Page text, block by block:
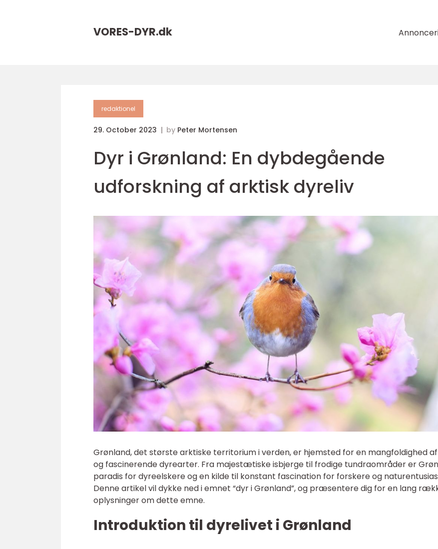
VORES-DYR.dk
redaktionel
29. October 2023 by Peter Mortensen
Dyr i Grønland: En dybdegående
udforskning af arktisk dyreliv
Grønland, det største arktiske territorium i verden, er hjemsted for en mangfoldighed
og fascinerende dyrearter. Fra majestætiske isbjerge til frodige tundraområder er
paradis for dyreelskere og en kilde til konstant fascination for forskere og
Denne artikel vil dykke ned i emnet “dyr i Grønland”, og præsentere dig for en lang
oplysninger om dette emne.
Introduktion til dyrelivet i Grønland